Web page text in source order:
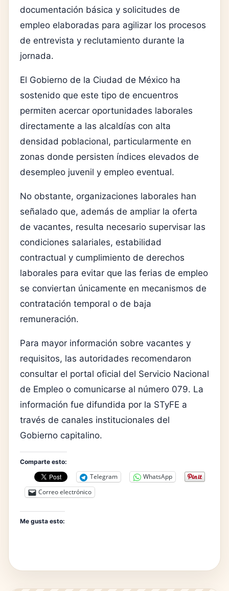
documentación básica y solicitudes de
empleo elaboradas para agilizar los procesos
de entrevista y reclutamiento durante la
jornada.
El Gobierno de la Ciudad de México ha
sostenido que este tipo de encuentros
permiten acercar oportunidades laborales
directamente a las alcaldías con alta
densidad poblacional, particularmente en
zonas donde persisten índices elevados de
desempleo juvenil y empleo eventual.
No obstante, organizaciones laborales han
señalado que, además de ampliar la oferta
de vacantes, resulta necesario supervisar las
condiciones salariales, estabilidad
contractual y cumplimiento de derechos
laborales para evitar que las ferias de empleo
se conviertan únicamente en mecanismos de
contratación temporal o de baja
remuneración.
Para mayor información sobre vacantes y
requisitos, las autoridades recomendaron
consultar el portal oficial del Servicio Nacional
de Empleo o comunicarse al número 079. La
información fue difundida por la STyFE a
través de canales institucionales del
Gobierno capitalino.
Comparte esto:
Telegram
WhatsApp
Correo electrónico
Me gusta esto: